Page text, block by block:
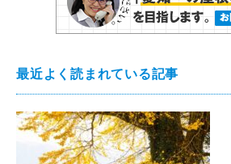
最近よく読まれている記事